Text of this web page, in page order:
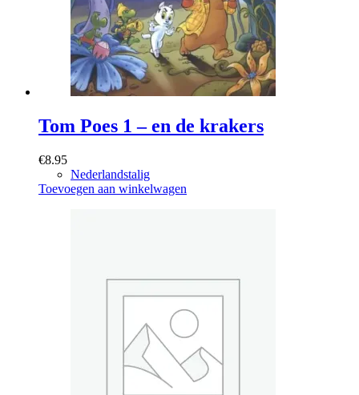
Tom Poes 1 – en de krakers
€8.95
Nederlandstalig
Toevoegen aan winkelwagen